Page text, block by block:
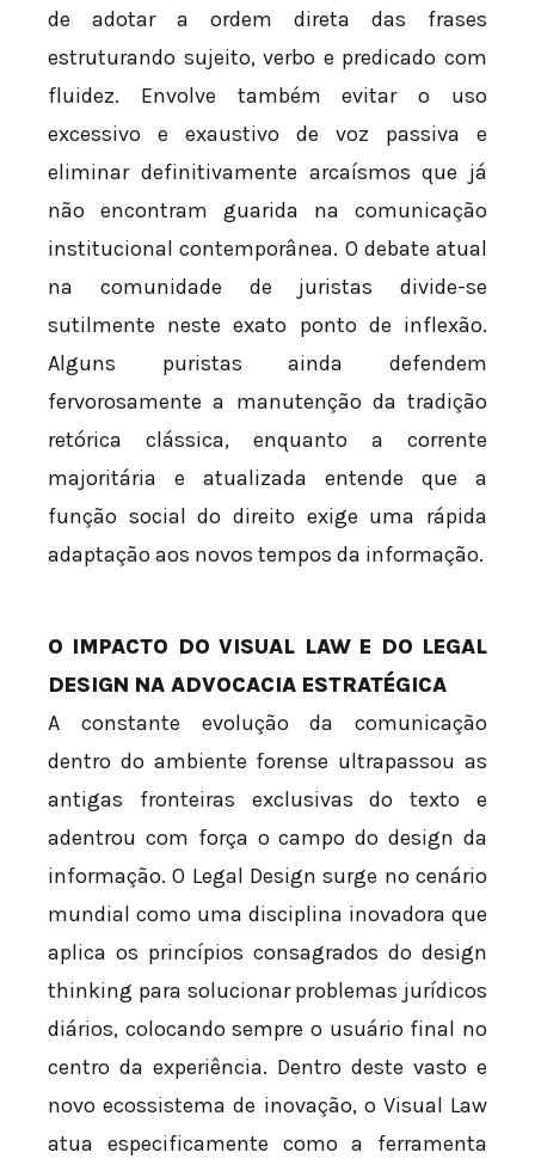
de adotar a ordem direta das frases
estruturando sujeito, verbo e predicado com
fluidez. Envolve também evitar o uso
excessivo e exaustivo de voz passiva e
eliminar definitivamente arcaísmos que já
não encontram guarida na comunicação
institucional contemporânea. O debate atual
na comunidade de juristas divide-se
sutilmente neste exato ponto de inflexão.
Alguns puristas ainda defendem
fervorosamente a manutenção da tradição
retórica clássica, enquanto a corrente
majoritária e atualizada entende que a
função social do direito exige uma rápida
adaptação aos novos tempos da informação.
O IMPACTO DO VISUAL LAW E DO LEGAL
DESIGN NA ADVOCACIA ESTRATÉGICA
A constante evolução da comunicação
dentro do ambiente forense ultrapassou as
antigas fronteiras exclusivas do texto e
adentrou com força o campo do design da
informação. O Legal Design surge no cenário
mundial como uma disciplina inovadora que
aplica os princípios consagrados do design
thinking para solucionar problemas jurídicos
diários, colocando sempre o usuário final no
centro da experiência. Dentro deste vasto e
novo ecossistema de inovação, o Visual Law
atua especificamente como a ferramenta